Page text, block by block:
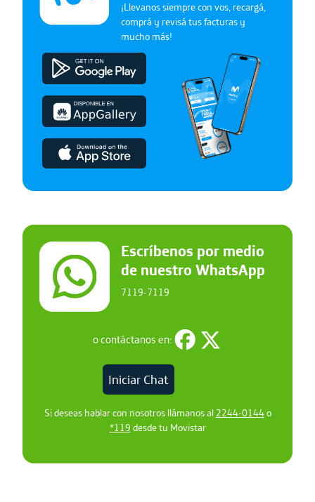
¡Llevanos siempre con vos, recargá,
comprá y revisá tus facturas y
mucho más!
Escríbenos por medio
de nuestro WhatsApp
7119-7119
o contáctanos en:
Iniciar Chat
Si deseas hablar con nosotros llámanos al 2244-0144o
*119 desde tu Movistar